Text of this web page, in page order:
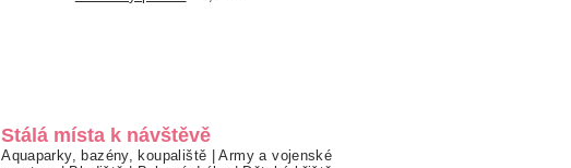
Stálá místa k návštěvě
Aquaparky, bazény, koupaliště |Army a vojenské